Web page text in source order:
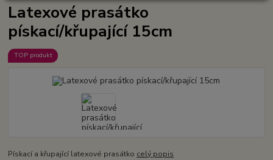
Latexové prasátko
pískací/křupající 15cm
TOP produkt
Pískací a křupající latexové prasátko celý popis